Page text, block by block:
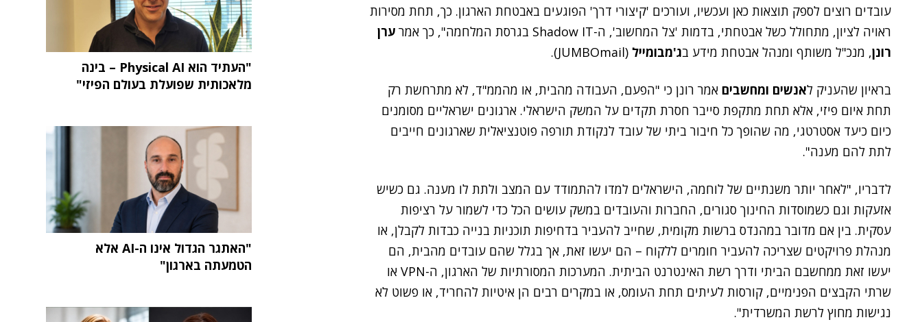
עובדים רוצים לספק תוצאות כאן ועכשיו, ועורכים 'קיצורי דרך' הפוגעים באבטחת הארגון. כך, תחת מסירות
ראויה לציון, מתחולל כשל אבטחתי, בדמות 'צל המחשוב', ה-Shadow IT בגרסת המלחמה", כך אמר
ערן
רונן, מנכ"ל משותף ומנהל אבטחת מידע בג'מבומייל (JUMBOmail).
בראיון שהעניק לאנשים ומחשבים אמר רונן כי "הפעם, העבודה מהבית, או מהממ"ד, לא מתרחשת רק
תחת איום פיזי, אלא תחת מתקפת סייבר חסרת תקדים על המשק הישראלי. ארגונים ישראליים מסומנים
כיום כיעד אסטרטגי, מה שהופך כל חיבור ביתי של עובד לנקודת תורפה פוטנציאלית שארגונים חייבים
לתת להם מענה".
לדבריו, "לאחר יותר משנתיים של לוחמה, הישראלים למדו להתמודד עם המצב ולתת לו מענה. גם כשיש
אזעקות וגם כשמוסדות החינוך סגורים, החברות והעובדים במשק עושים הכל כדי לשמור על רציפות
עסקית. בין אם מדובר במהנדס ברשות מקומית, שחייב להעביר בדחיפות תוכניות בנייה כבדות לקבלן, או
מנהלת פרויקטים שצריכה להעביר חומרים ללקוח – הם יעשו זאת, אך בגלל שהם עובדים מהבית, הם
יעשו זאת ממחשבם הביתי ודרך רשת האינטרנט הביתית. המערכות המסורתיות של הארגון, ה-VPN או
שרתי הקבצים הפנימיים, קורסות לעיתים תחת העומס, או במקרים רבים הן איטיות להחריד, או פשוט לא
נגישות מחוץ לרשת המשרדית".
"העתיד הוא Physical AI – בינה
מלאכותית שפועלת בעולם הפיזי"
"האתגר הגדול אינו ה-AI אלא
הטמעתה בארגון"